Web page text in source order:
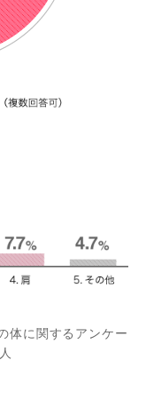
体に関するアンケー